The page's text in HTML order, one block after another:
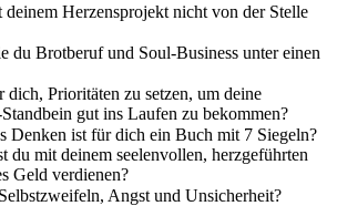
Herzensprojekt nicht von der Stelle
du Brotberuf und Soul-Business unter einen
Prioritäten zu setzen, um deine
gut ins Laufen zu bekommen?
Denken ist für dich ein Buch mit 7 Siegeln?
du mit deinem seelenvollen, herzgeführten
Geld verdienen?
Angst und Unsicherheit?